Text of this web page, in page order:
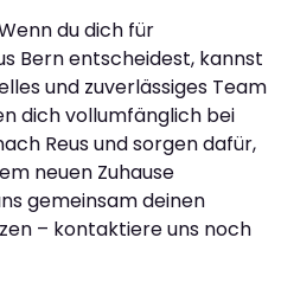
du dich für
Bern entscheidest, kannst
und zuverlässiges Team
dich vollumfänglich bei
Reus und sorgen dafür,
neuen Zuhause
gemeinsam deinen
– kontaktiere uns noch